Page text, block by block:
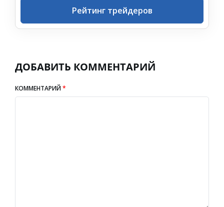
Рейтинг трейдеров
ДОБАВИТЬ КОММЕНТАРИЙ
КОММЕНТАРИЙ*